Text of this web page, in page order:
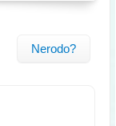
Nerodo?